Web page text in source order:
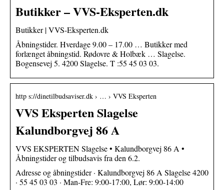
Butikker – VVS-Eksperten.dk
Butikker | VVS-Eksperten.dk
Åbningstider. Hverdage 9.00 – 17.00 … Butikker med
forlænget åbningstid. Rødovre & Holbæk … Slagelse.
Bogensevej 5. 4200 Slagelse. T :55 45 03 03.
http s://dinetilbudsaviser.dk › … › VVS Eksperten
VVS Eksperten Slagelse
Kalundborgvej 86 A
VVS EKSPERTEN Slagelse • Kalundborgvej 86 A •
Åbningstider og tilbudsavis fra den 6.2.
Adresse og åbningstider · Kalundborgvej 86 A Slagelse 4200
· 55 45 03 03 · Man-Fre: 9:00-17:00, Lør: 9:00-14:00